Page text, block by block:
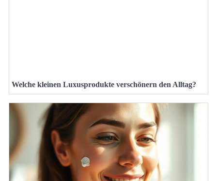
Welche kleinen Luxusprodukte verschönern den Alltag?